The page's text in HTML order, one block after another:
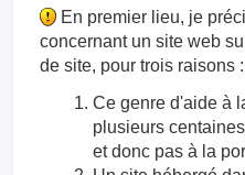
En premier lieu, je
concernant un site web
de site, pour trois raisons :
Ce genre d'aide à
plusieurs
et donc pas à la